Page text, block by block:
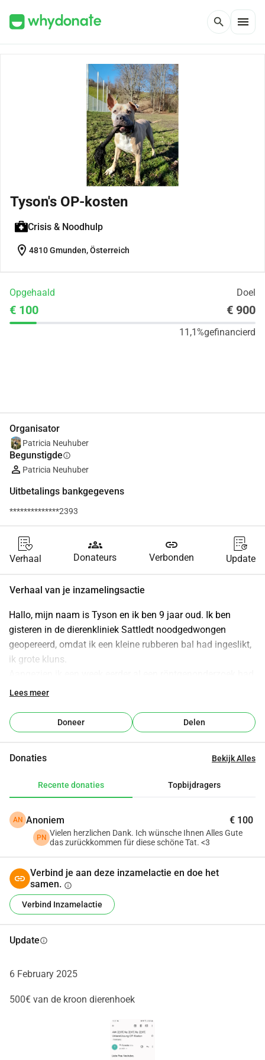
search menu
Tyson's OP-kosten
Crisis & Noodhulp
location_on 4810 Gmunden, Österreich
Opgehaald Doel
€ 100 € 900
11,1%gefinancierd
Organisator
Patricia Neuhuber
Begunstigdeinfo
Patricia Neuhuber
Uitbetalings bankgegevens
**************2393
Verhaal
groups
Donateurs
link
Verbonden Update
Verhaal van je inzamelingsactie
Hallo, mijn naam is Tyson en ik ben 9 jaar oud. Ik ben
gisteren in de dierenkliniek Sattledt noodgedwongen
geopereerd, omdat ik een kleine rubberen bal had ingeslikt,
ik grote kluns.
ondergaan en medicijnen nodig had, had mijn baasje al
de kosten van de operatie en de nazorg te kunnen betalen.
Daarom vragen we jullie om ons te steunen en een klein
Elke euro is een grote hulp.
dierenarts online en vertelt jullie (ook met foto's) hoe het
Alvast heel erg bedankt, jullie Tyson
Lees meer
Doneer Delen
Donaties Bekijk Alles
Recente donaties Topbijdragers
AN Anoniem € 100
PN Vielen herzlichen Dank. Ich wünsche Ihnen Alles Gute
das zurückkommen für diese schöne Tat. <3
Verbind je aan deze inzamelactie en doe het
samen. info
Verbind Inzamelactie
Updateinfo
6 February 2025
500€ van de kroon dierenhoek